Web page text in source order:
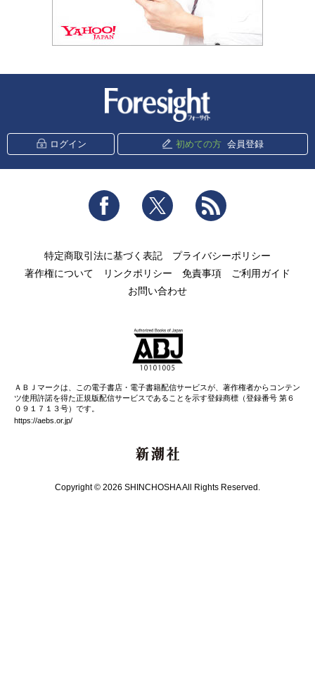
ログイン 初めての方 会員登録
Facebook Twitter
特定商取引法に基づく表記
プライバシーポリシー
著作権について
リンクポリシー 免責事項
ご利用ガイド
お問い合わせ
ＡＢＪマークは、この電子書店・電子書籍配信サービスが、著作権者からコンテン
ツ使用許諾を得た正規版配信サービスであることを示す登録商標（登録番号 第６
０９１７１３号）です。
https://aebs.or.jp/
Copyright © 2026 SHINCHOSHA All Rights Reserved.